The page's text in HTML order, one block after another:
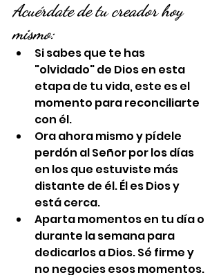
Acuérdate de tu creador hoy
mismo:
Si sabes que te has
"olvidado" de Dios en esta
etapa de tu vida, este es el
momento para reconciliarte
con él.
Ora ahora mismo y pídele
perdón al Señor por los días
en los que estuviste más
distante de él. Él es Dios y
está cerca.
Aparta momentos en tu día o
durante la semana para
dedicarlos a Dios. Sé firme y
no negocies esos momentos.